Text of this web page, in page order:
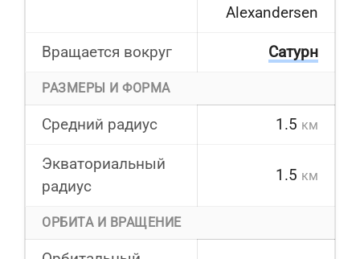
Alexandersen
Вращается вокруг Сатурн
РАЗМЕРЫ И ФОРМА
Средний радиус 1.5 км
Экваториальный
радиус
1.5 км
ОРБИТА И ВРАЩЕНИЕ